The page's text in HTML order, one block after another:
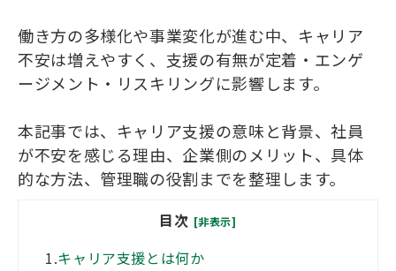
働き方の多様化や事業変化が進む中、キャリア
不安は増えやすく、支援の有無が定着・エンゲ
ージメント・リスキリングに影響します。
本記事では、キャリア支援の意味と背景、社員
が不安を感じる理由、企業側のメリット、具体
的な方法、管理職の役割までを整理します。
目次 [非表示]
1.キャリア支援とは何か